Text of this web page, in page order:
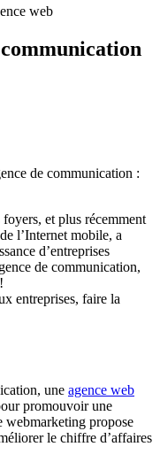
de communication :
foyers, et plus récemment
l’Internet mobile, a
d’entreprises
de communication,
entreprises, faire la
une agence web
promouvoir une
webmarketing propose
le chiffre d’affaires